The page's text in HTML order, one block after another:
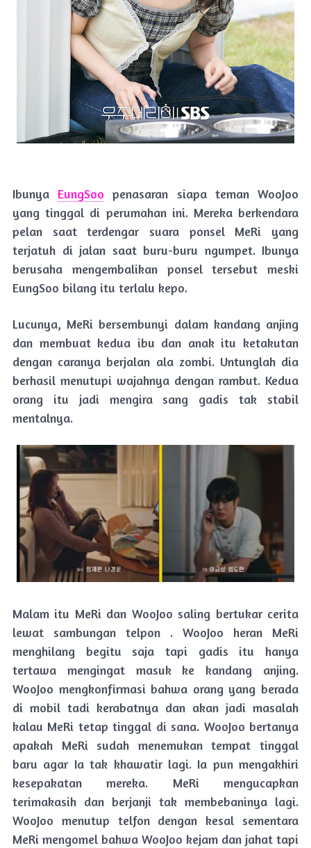
Ibunya EungSoo penasaran siapa teman WooJoo
yang tinggal di perumahan ini. Mereka berkendara
pelan saat terdengar suara ponsel MeRi yang
terjatuh di jalan saat buru-buru ngumpet. Ibunya
berusaha mengembalikan ponsel tersebut meski
EungSoo bilang itu terlalu kepo.
Lucunya, MeRi bersembunyi dalam kandang anjing
dan membuat kedua ibu dan anak itu ketakutan
dengan caranya berjalan ala zombi. Untunglah dia
berhasil menutupi wajahnya dengan rambut. Kedua
orang itu jadi mengira sang gadis tak stabil
mentalnya.
Malam itu MeRi dan WooJoo saling bertukar cerita
lewat sambungan telpon . WooJoo heran MeRi
menghilang begitu saja tapi gadis itu hanya
tertawa mengingat masuk ke kandang anjing.
WooJoo mengkonfirmasi bahwa orang yang berada
di mobil tadi kerabatnya dan akan jadi masalah
kalau MeRi tetap tinggal di sana. WooJoo bertanya
apakah MeRi sudah menemukan tempat tinggal
baru agar Ia tak khawatir lagi. Ia pun mengakhiri
kesepakatan mereka. MeRi mengucapkan
terimakasih dan berjanji tak membebaninya lagi.
WooJoo menutup telfon dengan kesal sementara
MeRi mengomel bahwa WooJoo kejam dan jahat tapi